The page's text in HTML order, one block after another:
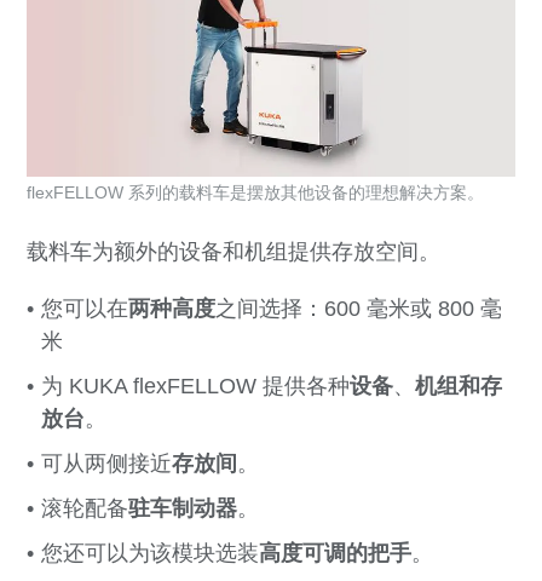
载料车为额外的设备和机组提供存放空间。
您可以在两种高度之间选择：600 毫米或 800 毫
米
为 KUKA flexFELLOW 提供各种设备、机组和存
放台。
可从两侧接近存放间 。
滚轮配备驻车制动器。
您还可以为该模块选装高度可调的把手。
flexFELLOW 系列的载料车是摆放其他设备的理想解决方案。